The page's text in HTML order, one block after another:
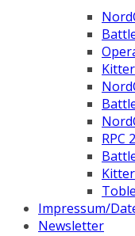
RPC
Impressum/
Newsletter